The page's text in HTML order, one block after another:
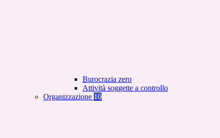
Burocrazia zero
Attività soggette a controllo
Organizzazione 10